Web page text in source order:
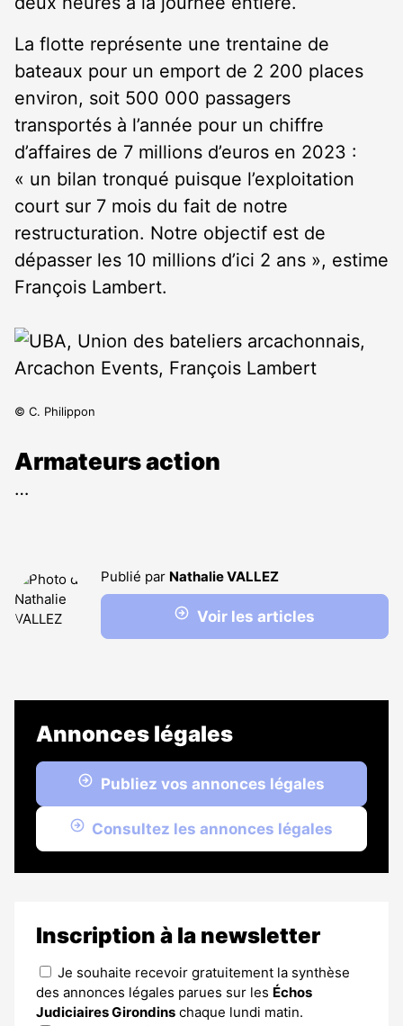
La flotte représente une trentaine de
bateaux pour un emport de 2 200 places
environ, soit 500 000 passagers
transportés à l’année pour un chiffre
d’affaires de 7 millions d’euros en 2023 :
« un bilan tronqué puisque l’exploitation
court sur 7 mois du fait de notre
restructuration. Notre objectif est de
dépasser les 10 millions d’ici 2 ans », estime
François Lambert.
© C. Philippon
Armateurs action
…
Publié par Nathalie VALLEZ
Voir les articles
Annonces légales
Publiez vos annonces légales
Consultez les annonces légales
Inscription à la newsletter
Je souhaite recevoir gratuitement la synthèse
des annonces légales parues sur les Échos
Judiciaires Girondins chaque lundi matin.